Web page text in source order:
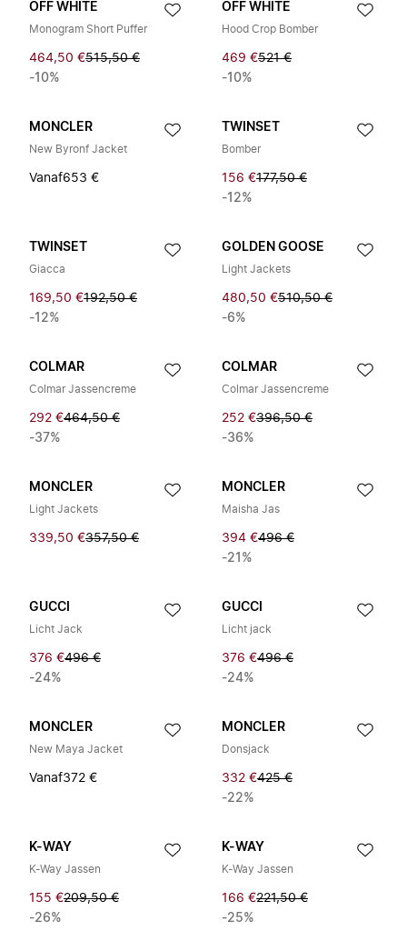
OFF WHITE
Monogram Short Puffer
464,50 €515,50 €
-10%
OFF WHITE
Hood Crop Bomber
469 €521 €
-10%
MONCLER
New Byronf Jacket
Vanaf653 €
TWINSET
Bomber
156 €177,50 €
-12%
TWINSET
Giacca
169,50 €192,50 €
-12%
GOLDEN GOOSE
Light Jackets
480,50 €510,50 €
-6%
COLMAR
Colmar Jassencreme
292 €464,50 €
-37%
COLMAR
Colmar Jassencreme
252 €396,50 €
-36%
MONCLER
Light Jackets
339,50 €357,50 €
MONCLER
Maisha Jas
394 €496 €
-21%
GUCCI
Licht Jack
376 €496 €
-24%
GUCCI
Licht jack
376 €496 €
-24%
MONCLER
New Maya Jacket
Vanaf372 €
MONCLER
Donsjack
332 €425 €
-22%
K-WAY
K-Way Jassen
155 €209,50 €
-26%
K-WAY
K-Way Jassen
166 €221,50 €
-25%